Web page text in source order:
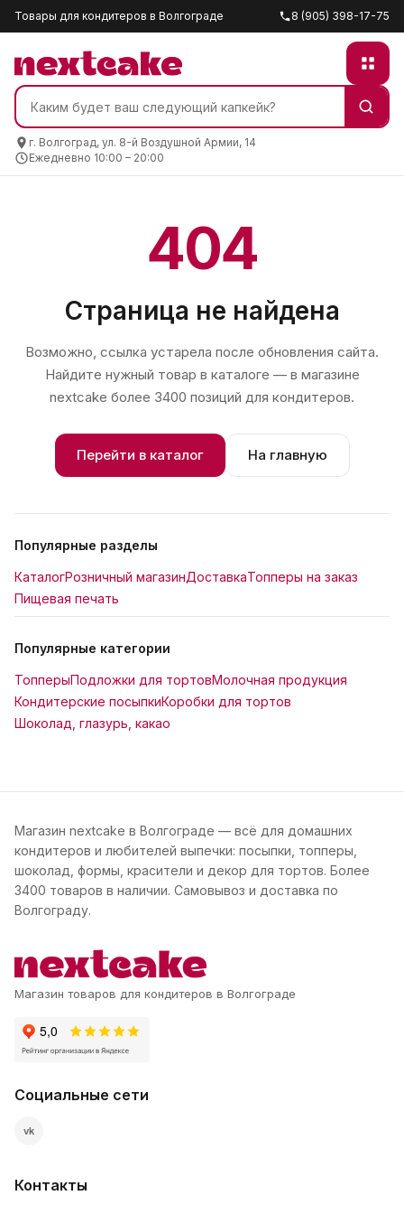
Товары для кондитеров в Волгограде 8 (905) 398-17-75
г. Волгоград, ул. 8-й Воздушной Армии, 14
Ежедневно 10:00 – 20:00
404
Страница не найдена
Возможно, ссылка устарела после обновления сайта.
Найдите нужный товар в каталоге — в магазине
nextcake более 3400 позиций для кондитеров.
Перейти в каталог На главную
Популярные разделы
КаталогРозничный магазинДоставкаТопперы на заказ
Пищевая печать
Популярные категории
ТопперыПодложки для тортовМолочная продукция
Кондитерские посыпкиКоробки для тортов
Шоколад, глазурь, какао
Магазин nextcake в Волгограде — всё для домашних
кондитеров и любителей выпечки: посыпки, топперы,
шоколад, формы, красители и декор для тортов. Более
3400 товаров в наличии. Самовывоз и доставка по
Волгограду.
Магазин товаров для кондитеров в Волгограде
Социальные сети
vk
Контакты